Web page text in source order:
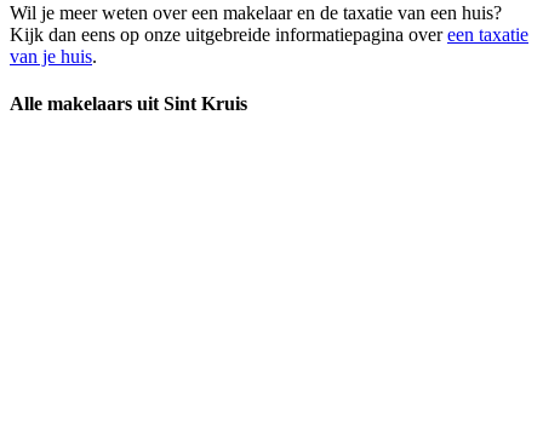
Wil je meer weten over een makelaar en de taxatie van een huis?
Kijk dan eens op onze uitgebreide informatiepagina overeen taxatie
van je huis.
Alle makelaars uit Sint Kruis